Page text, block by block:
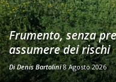
Frumento, senza
assumere dei rischi
DiDenis Bartolini 8 Agosto 2026